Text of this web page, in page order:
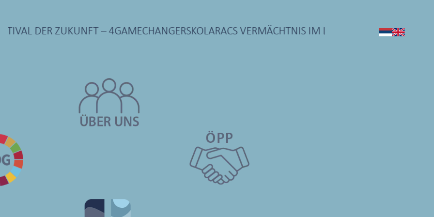
DER ZUKUNFT – 4GAMECHANGERSKOLARACS VERMÄCHTNIS IM LICHT DER